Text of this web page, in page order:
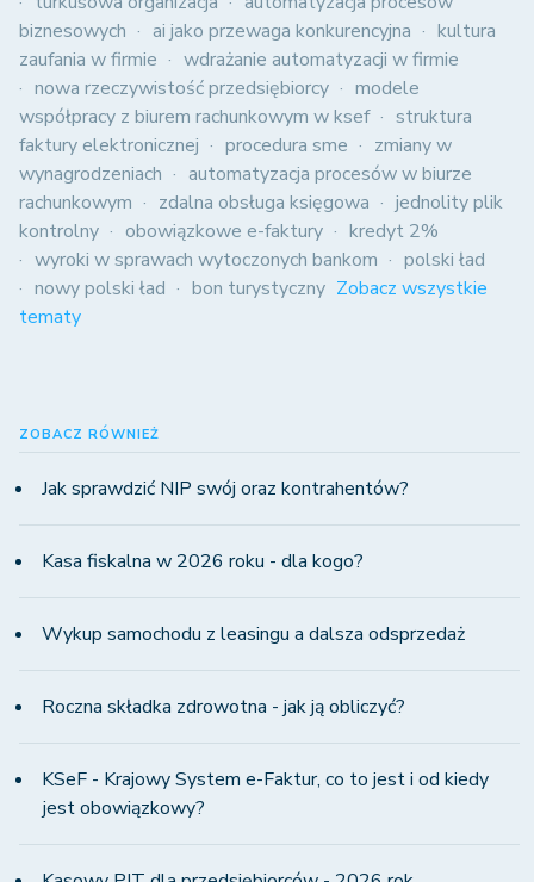
biznesowych
ai jako przewaga konkurencyjna
kultura
zaufania w firmie
wdrażanie automatyzacji w firmie
nowa rzeczywistość przedsiębiorcy
modele
współpracy z biurem rachunkowym w ksef
struktura
faktury elektronicznej
procedura sme
zmiany w
wynagrodzeniach
automatyzacja procesów w biurze
rachunkowym
zdalna obsługa księgowa
jednolity plik
kontrolny
obowiązkowe e-faktury
kredyt 2%
wyroki w sprawach wytoczonych bankom
polski ład
nowy polski ład
bon turystyczny Zobacz wszystkie
tematy
ZOBACZ RÓWNIEŻ
Jak sprawdzić NIP swój oraz kontrahentów?
Kasa fiskalna w 2026 roku - dla kogo?
Wykup samochodu z leasingu a dalsza odsprzedaż
Roczna składka zdrowotna - jak ją obliczyć?
KSeF - Krajowy System e-Faktur, co to jest i od kiedy
jest obowiązkowy?